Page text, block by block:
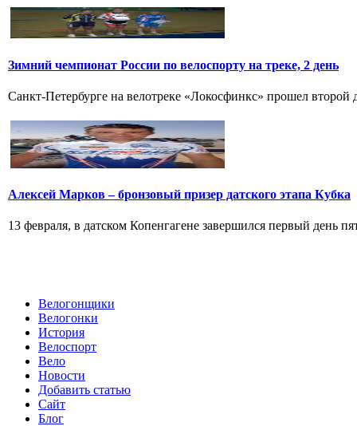
Зимний чемпионат России по велоспорту на треке, 2 день
Санкт-Петербурге на велотреке «Локосфинкс» прошел
Алексей Марков – бронзовый призер датского этапа Кубка
13 февраля, в датском Копенгагене завершился первый день
Велогонщики
Велогонки
История
Велоспорт
Вело
Новости
Добавить статью
Сайт
Блог